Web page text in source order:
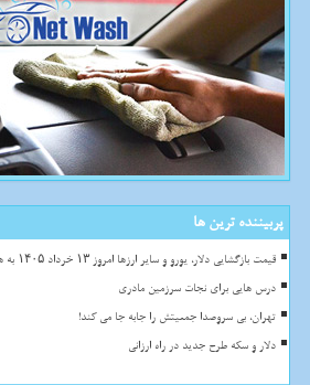
پربیننده ترین ها
قیمت بازگشایی دلار، یورو و سایر ارزها امروز ۱۳ خرداد ۱۴۰۵ به همراه جدول
درس هایی برای نجات سرزمین مادری
تهران، بی سروصدا جمعیتش را جابه جا می کند!
دلار و سکه طرح جدید در راه ارزانی